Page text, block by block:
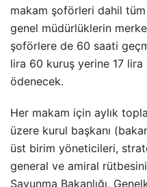
makam şoförleri dahil
genel müdürlüklerin
şoförlere de 60 saati
lira 60 kuruş yerine 17
ödenecek.
Her makam için aylık
üzere kurul başkanı
üst birim yöneticileri,
general ve amiral
Savunma Bakanlığı,